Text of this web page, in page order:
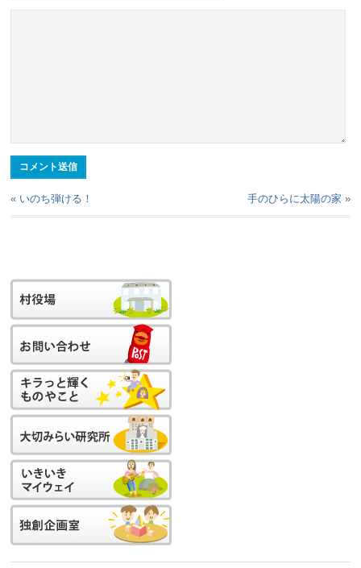
« いのち弾ける！ 手のひらに太陽の家 »